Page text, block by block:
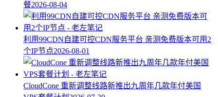
餐2026-08-04
利用99CDN自建可控CDN服务平台 亲测免费版本可用2
个IP节点2026-08-01
CloudCone 重新调整线路新推出九周年几款年付美国